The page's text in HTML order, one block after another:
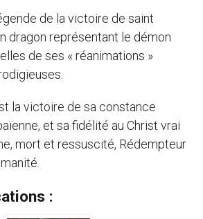
de la victoire de saint
dragon représentant le démon
de ses « réanimations »
la victoire de sa constance
et sa fidélité au Christ vrai
mort et ressuscité, Rédempteur
: